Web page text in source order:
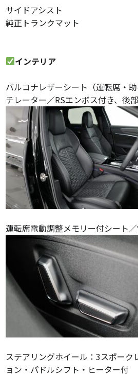
サイドアシスト
純正トランクマット
インテリア
バルコナレザーシート（運転席・
チレーター／RSエンボス付き、後
運転席電動調整メモリー付シート
ステアリングホイール：3スポーク
ョン・パドルシフト・ヒーター付